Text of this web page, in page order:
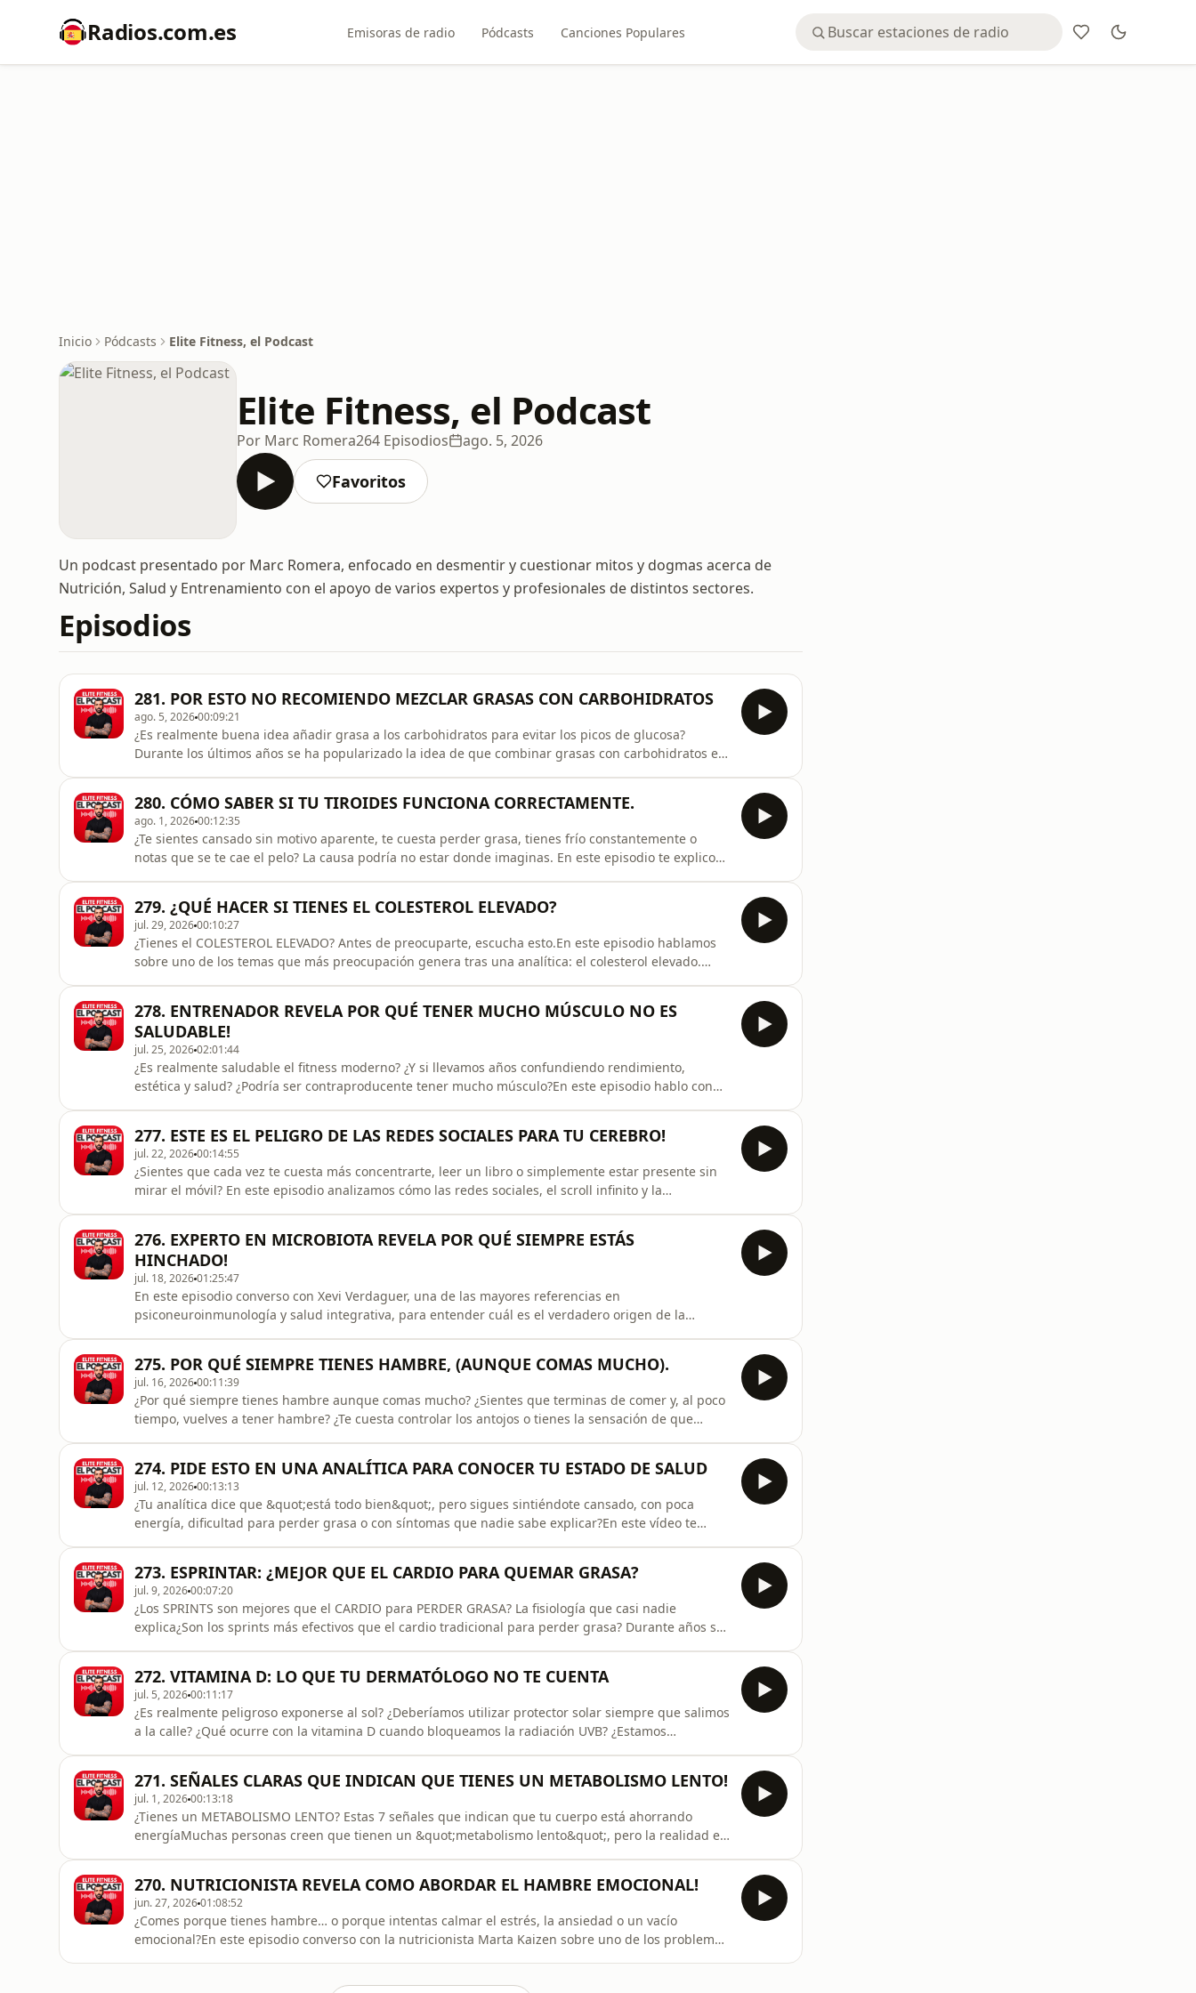
Radios.com.es Emisoras de radio Pódcasts Canciones Populares
Inicio Pódcasts Elite Fitness, el Podcast
Elite Fitness, el Podcast
Por Marc Romera264 Episodios ago. 5, 2026
Favoritos
Un podcast presentado por Marc Romera, enfocado en desmentir y cuestionar mitos y dogmas acerca de
Nutrición, Salud y Entrenamiento con el apoyo de varios expertos y profesionales de distintos sectores.
Episodios
281. POR ESTO NO RECOMIENDO MEZCLAR GRASAS CON CARBOHIDRATOS
ago. 5, 202600:09:21
¿Es realmente buena idea añadir grasa a los carbohidratos para evitar los picos de glucosa?
Durante los últimos años se ha popularizado la idea de que combinar grasas con carbohidratos es
ralentiza la absorción de la glucosa. Sin embargo, centrarse únicamente en los picos de glucosa
puede hacer que pasemos por
280. CÓMO SABER SI TU TIROIDES FUNCIONA CORRECTAMENTE.
ago. 1, 202600:12:35
¿Te sientes cansado sin motivo aparente, te cuesta perder grasa, tienes frío constantemente o
notas que se te cae el pelo? La causa podría no estar donde imaginas. En este episodio te explico
conocer realmente el estado de tu salud tiroidea.Muchas personas creen que con mirar la TSH es
suficiente, per
279. ¿QUÉ HACER SI TIENES EL COLESTEROL ELEVADO?
jul. 29, 202600:10:27
¿Tienes el COLESTEROL ELEVADO? Antes de preocuparte, escucha esto.En este episodio hablamos
sobre uno de los temas que más preocupación genera tras una analítica: el colesterol elevado.
total o el LDL? ¿Deberías empezar a tomar estatinas sin realizar más pruebas?A lo largo de este
episodio te expli
278. ENTRENADOR REVELA POR QUÉ TENER MUCHO MÚSCULO NO ES
SALUDABLE!
jul. 25, 202602:01:44
¿Es realmente saludable el fitness moderno? ¿Y si llevamos años confundiendo rendimiento,
estética y salud? ¿Podría ser contraproducente tener mucho músculo?En este episodio hablo con
entrenamiento de hipertro
277. ESTE ES EL PELIGRO DE LAS REDES SOCIALES PARA TU CEREBRO!
jul. 22, 202600:14:55
¿Sientes que cada vez te cuesta más concentrarte, leer un libro o simplemente estar presente sin
mirar el móvil? En este episodio analizamos cómo las redes sociales, el scroll infinito y la
dopamina, la capacidad de concentración, la salud mental y nuestra percepción de la
realidad.Vivimos rodeados de
276. EXPERTO EN MICROBIOTA REVELA POR QUÉ SIEMPRE ESTÁS
HINCHADO!
jul. 18, 202601:25:47
En este episodio converso con Xevi Verdaguer, una de las mayores referencias en
psiconeuroinmunología y salud integrativa, para entender cuál es el verdadero origen de la
la conversación hablamos sobre microbiota, SIBO, intolerancias alimentarias, metilación, vitamina
B12, ácido fólico, omega-3, vit
275. POR QUÉ SIEMPRE TIENES HAMBRE, (AUNQUE COMAS MUCHO).
jul. 16, 202600:11:39
¿Por qué siempre tienes hambre aunque comas mucho? ¿Sientes que terminas de comer y, al poco
tiempo, vuelves a tener hambre? ¿Te cuesta controlar los antojos o tienes la sensación de que
qué ocurre esto y qué mecanismos regulan realmente el apetito. Descubrirás cómo influyen el
hambre emocional, la re
274. PIDE ESTO EN UNA ANALÍTICA PARA CONOCER TU ESTADO DE SALUD
jul. 12, 202600:13:13
¿Tu analítica dice que &quot;está todo bien&quot;, pero sigues sintiéndote cansado, con poca
energía, dificultad para perder grasa o con síntomas que nadie sabe explicar?En este vídeo te
preventiva.Hablaremos de
273. ESPRINTAR: ¿MEJOR QUE EL CARDIO PARA QUEMAR GRASA?
jul. 9, 202600:07:20
¿Los SPRINTS son mejores que el CARDIO para PERDER GRASA? La fisiología que casi nadie
explica¿Son los sprints más efectivos que el cardio tradicional para perder grasa? Durante años se
mejor estrategia para adelgazar. Sin embargo, la fisiología nos muestra que existen alternativas
capaces de generar u
272. VITAMINA D: LO QUE TU DERMATÓLOGO NO TE CUENTA
jul. 5, 202600:11:17
¿Es realmente peligroso exponerse al sol? ¿Deberíamos utilizar protector solar siempre que salimos
a la calle? ¿Qué ocurre con la vitamina D cuando bloqueamos la radiación UVB? ¿Estamos
que el sol es un enemigo del que debemos protegernos constantemente. Sin embargo, cuando
analizamos la fisiología h
271. SEÑALES CLARAS QUE INDICAN QUE TIENES UN METABOLISMO LENTO!
jul. 1, 202600:13:18
¿Tienes un METABOLISMO LENTO? Estas 7 señales que indican que tu cuerpo está ahorrando
energíaMuchas personas creen que tienen un &quot;metabolismo lento&quot;, pero la realidad es
una mayor eficiencia meta
270. NUTRICIONISTA REVELA COMO ABORDAR EL HAMBRE EMOCIONAL!
jun. 27, 202601:08:52
¿Comes porque tienes hambre… o porque intentas calmar el estrés, la ansiedad o un vacío
emocional?En este episodio converso con la nutricionista Marta Kaizen sobre uno de los problemas